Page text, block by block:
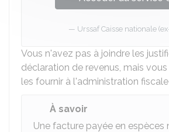
Urssaf Caisse nationale
Vous n'avez pas à joindre les
déclaration de revenus, mais
les fournir à l'administration
À savoir
Une facture payée en espèces